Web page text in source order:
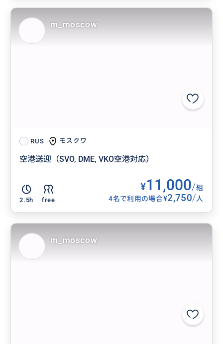
RUS モスクワ
空港送迎（SVO, DME, VKO空港対応）
2.5h free
¥11,000/組
4名で利用の場合¥2,750/人
m_moscow
m_moscow